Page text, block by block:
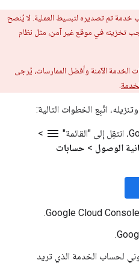
خدمة تم تصديره لتبسيط العملية. لا يُنصح
تخزينه في موقع غير آمن، مثل نظام
الخدمة الآمنة وأفضل الممارسات، يُرجى
.
اتّبِع الخطوات التالية:
menu
>
الوصول > حسابات
لحساب الخدمة الذي تريد